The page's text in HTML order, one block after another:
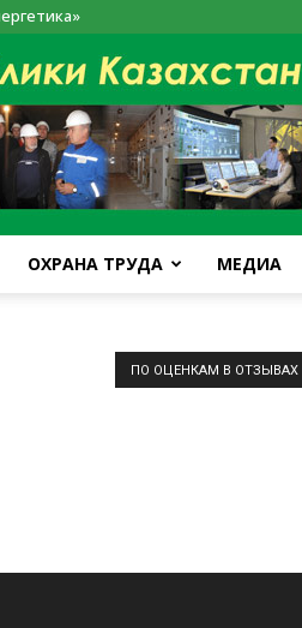
ОХРАНА ТРУДА МЕДИА
ПО ОЦЕНКАМ В ОТЗЫВАХ